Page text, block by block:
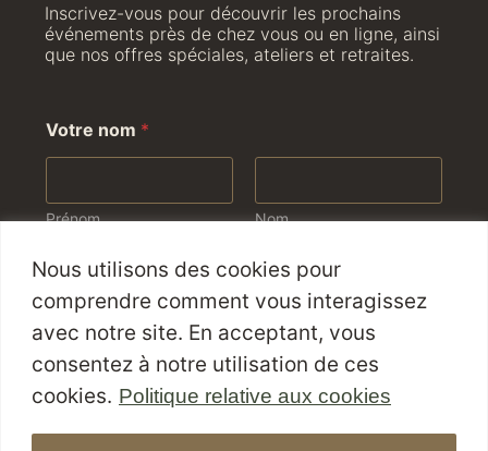
Nous utilisons des cookies pour
comprendre comment vous interagissez
avec notre site. En acceptant, vous
consentez à notre utilisation de ces
cookies. Politique relative aux cookies
Inscrivez-vous pour découvrir les prochains
événements près de chez vous ou en ligne, ainsi
que nos offres spéciales, ateliers et retraites.
o
m
t
e
Votre nom *
Prénom Nom
Votre adresse mail *
Envoyez